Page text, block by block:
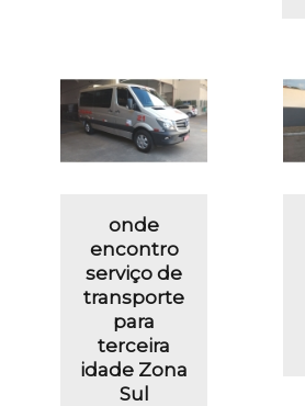
onde
encontro
serviço de
transporte
para
terceira
idade Zona
Sul